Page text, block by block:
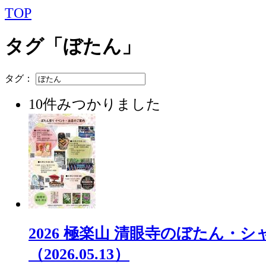
TOP
タグ「ぼたん」
タグ：
10件みつかりました
2026 極楽山 清眼寺のぼたん・シ
（2026.05.13）